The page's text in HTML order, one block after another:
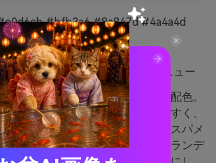
#bfb3a6 #8a847d #4a4a4d
エアリー、控えめ
パのパンフレット・サービスメニュー
かかるような柔らかく軽やかな配色。
によりタイポグラフィが読みやすく、
演出します。余白を活かしたいスパメ
系パンフレット、サービス系ブランデ